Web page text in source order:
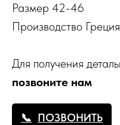
Размер 42-46
Производство Греция
Для получения
позвоните нам
ПОЗВОНИТЬ